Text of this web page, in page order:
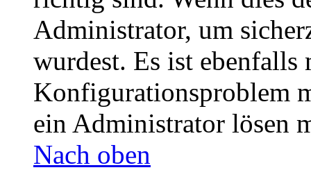
Administrator, um
wurdest. Es ist ebenfalls
Konfigurationsproblem
ein Administrator lösen
Nach oben